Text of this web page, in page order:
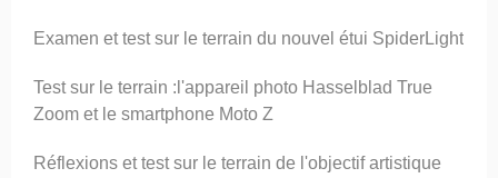
Examen et test sur le terrain du nouvel étui SpiderLight
Test sur le terrain :l'appareil photo Hasselblad True
Zoom et le smartphone Moto Z
Réflexions et test sur le terrain de l'objectif artistique